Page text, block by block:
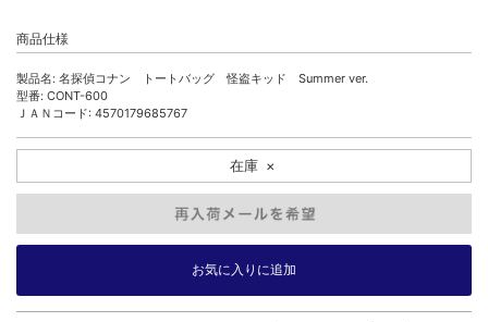
商品仕様
製品名: 名探偵コナン トートバッグ 怪盗キッド Summer ver.
型番: CONT-600
ＪＡＮコード: 4570179685767
在庫 ×